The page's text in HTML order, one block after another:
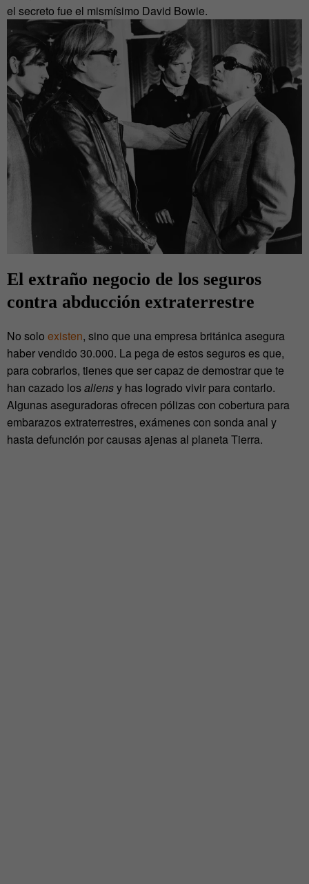
el secreto fue el mismísimo David Bowie.
El extraño negocio de los seguros
contra abducción extraterrestre
No solo existen, sino que una empresa británica asegura
haber vendido 30.000. La pega de estos seguros es que,
para cobrarlos, tienes que ser capaz de demostrar que te
han cazado losaliensy has logrado vivir para contarlo.
Algunas aseguradoras ofrecen pólizas con cobertura para
embarazos extraterrestres, exámenes con sonda anal y
hasta defunción por causas ajenas al planeta Tierra.